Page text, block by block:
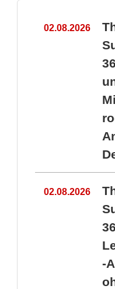
02.08.2026
02.08.2026
-